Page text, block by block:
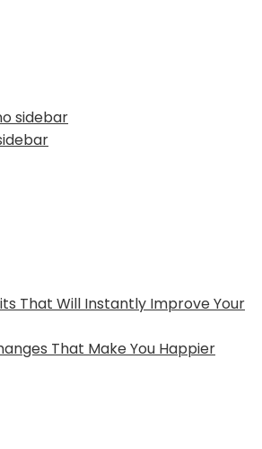
sidebar
That Will Instantly Improve Your
That Make You Happier